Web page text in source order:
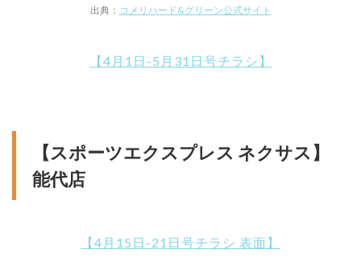
出典： コメリハード&グリーン公式サイト
【4月1日-5月31日号チラシ】
【スポーツエクスプレス ネクサス】
能代店
【4月15日-21日号チラシ 表面】